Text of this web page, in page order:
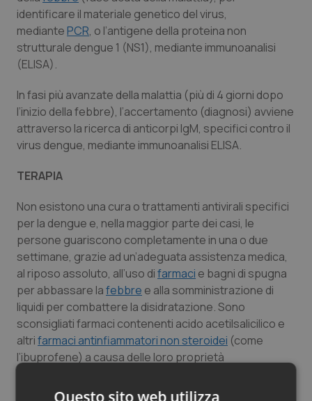
identificare il materiale genetico del virus,
mediantePCR, o l’antigene della proteina non
strutturale dengue 1 (NS1), mediante immunoanalisi
(ELISA).
In fasi più avanzate della malattia (più di 4 giorni dopo
l’inizio della febbre), l’accertamento (diagnosi) avviene
attraverso la ricerca di anticorpi IgM, specifici contro il
virus dengue, mediante immunoanalisi ELISA.
TERAPIA
Non esistono una cura o trattamenti antivirali specifici
per la dengue e, nella maggior parte dei casi, le
persone guariscono completamente in una o due
settimane, grazie ad un’adeguata assistenza medica,
al riposo assoluto, all’uso difarmaci e bagni di spugna
per abbassare lafebbre e alla somministrazione di
liquidi per combattere la disidratazione. Sono
sconsigliati farmaci contenenti acido acetilsalicilico e
altrifarmaci antinfiammatori non steroidei (come
l’ibuprofene) a causa delle loro proprietà
depressione possono permanere anche per alcune
Questo sito web utilizza